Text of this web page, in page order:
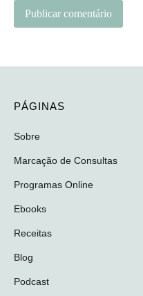
PÁGINAS
Sobre
Marcação de Consultas
Programas Online
Ebooks
Receitas
Blog
Podcast